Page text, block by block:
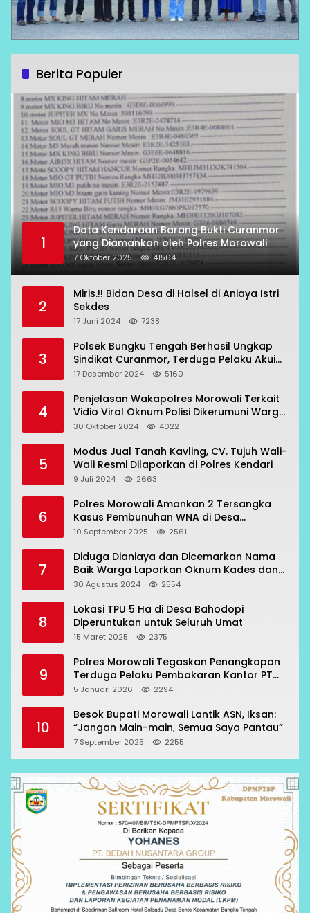
Berita Populer
1
Data Kendaraan Barang Bukti Curanmor
yang Diamankan oleh Polres Morowali
7 Oktober 2025 41564
2
Miris.!! Bidan Desa di Halsel di Aniaya Istri
Sekdes
17 Juni 2024 7238
3
Polsek Bungku Tengah Berhasil Ungkap
Sindikat Curanmor, Terduga Pelaku Akui
Beraksi di 7 Lokasi
17 Desember 2024 5160
4
Penjelasan Wakapolres Morowali Terkait
Vidio Viral Oknum Polisi Dikerumuni Warga
Bahodopi
30 Oktober 2024 4022
5
Modus Jual Tanah Kavling, CV. Tujuh Wali-
Wali Resmi Dilaporkan di Polres Kendari
9 Juli 2024 2663
6
Polres Morowali Amankan 2 Tersangka
Kasus Pembunuhan WNA di Desa
Topogaro
10 September 2025 2561
7
Diduga Dianiaya dan Dicemarkan Nama
Baik Warga Laporkan Oknum Kades dan
Oknum Polisi
30 Agustus 2024 2554
8
Lokasi TPU 5 Ha di Desa Bahodopi
Diperuntukan untuk Seluruh Umat
15 Maret 2025 2375
9
Polres Morowali Tegaskan Penangkapan
Terduga Pelaku Pembakaran Kantor PT
RCP Sesuai Prosedur
5 Januari 2026 2294
10
Besok Bupati Morowali Lantik ASN, Iksan:
“Jangan Main-main, Semua Saya Pantau”
7 September 2025 2255